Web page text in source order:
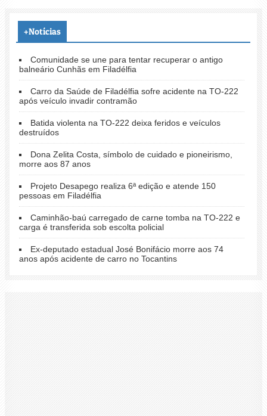
+Notícias
Comunidade se une para tentar recuperar o antigo
balneário Cunhãs em Filadélfia
Carro da Saúde de Filadélfia sofre acidente na TO-222
após veículo invadir contramão
Batida violenta na TO-222 deixa feridos e veículos
destruídos
Dona Zelita Costa, símbolo de cuidado e pioneirismo,
morre aos 87 anos
Projeto Desapego realiza 6ª edição e atende 150
pessoas em Filadélfia
Caminhão-baú carregado de carne tomba na TO-222 e
carga é transferida sob escolta policial
Ex-deputado estadual José Bonifácio morre aos 74
anos após acidente de carro no Tocantins